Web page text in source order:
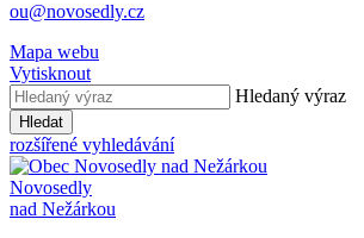
ou@novosedly.cz
Mapa webu
Vytisknout
Hledaný výraz
Hledat
rozšířené vyhledávání
Novosedly
nad Nežárkou